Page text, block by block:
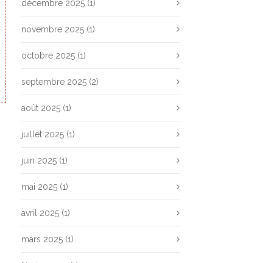
décembre 2025 (1)
novembre 2025 (1)
octobre 2025 (1)
septembre 2025 (2)
août 2025 (1)
juillet 2025 (1)
juin 2025 (1)
mai 2025 (1)
avril 2025 (1)
mars 2025 (1)